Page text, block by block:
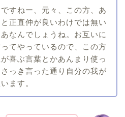
すねー、元々、この方、あ
正直仲が良いわけでは無い
なんでしょうね。お互いに
てやっているので、この方
喜ぶ言葉とかあんまり使っ
っき言った通り自分の我が
ます。